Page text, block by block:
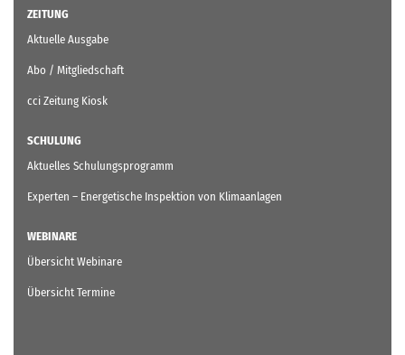
ZEITUNG
Aktuelle Ausgabe
Abo / Mitgliedschaft
cci Zeitung Kiosk
SCHULUNG
Aktuelles Schulungsprogramm
Experten – Energetische Inspektion von Klimaanlagen
WEBINARE
Übersicht Webinare
Übersicht Termine